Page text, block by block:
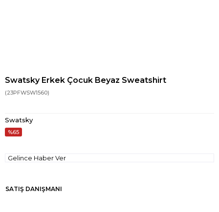
Swatsky Erkek Çocuk Beyaz Sweatshirt
(23PFWSW1560)
Swatsky
65
Gelince Haber Ver
SATIŞ DANIŞMANI